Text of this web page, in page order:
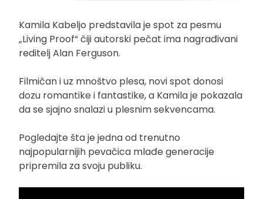
Kamila Kabeljo predstavila je spot za pesmu
„Living Proof“ čiji autorski pečat ima nagrađivani
reditelj Alan Ferguson.
Filmičan i uz mnoštvo plesa, novi spot donosi
dozu romantike i fantastike, a Kamila je pokazala
da se sjajno snalazi u plesnim sekvencama.
Pogledajte šta je jedna od trenutno
najpopularnijih pevačica mlađe generacije
pripremila za svoju publiku.